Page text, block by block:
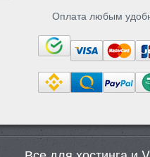
Оплата любым